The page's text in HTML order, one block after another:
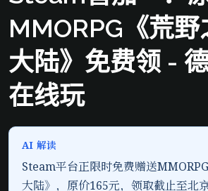
MMORPG《荒野
大陆》免费领 -
在线玩
AI 解读
Steam平台正限时免费赠送
大陆》，原价165元，领取截止至北